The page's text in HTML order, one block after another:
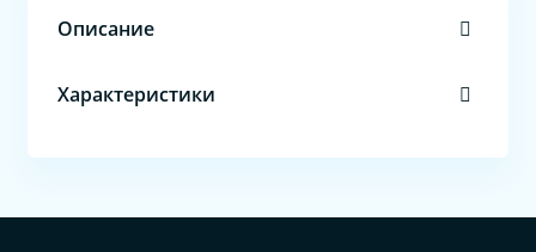
Описание
Характеристики